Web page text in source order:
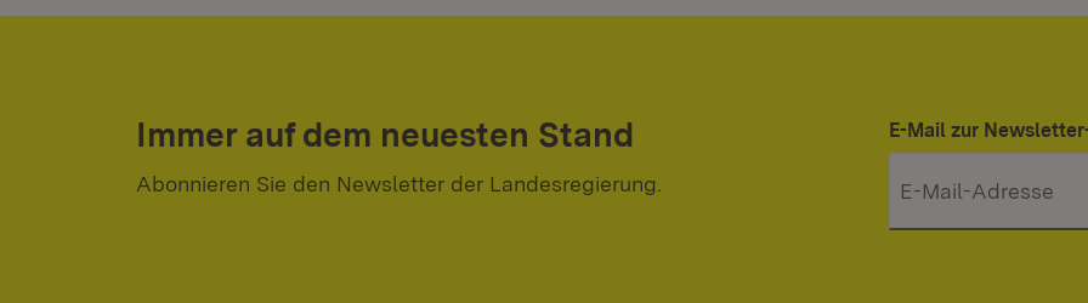
Immer auf dem neuesten Stand
Abonnieren Sie den Newsletter der Landesregierung.
E-Mail zur